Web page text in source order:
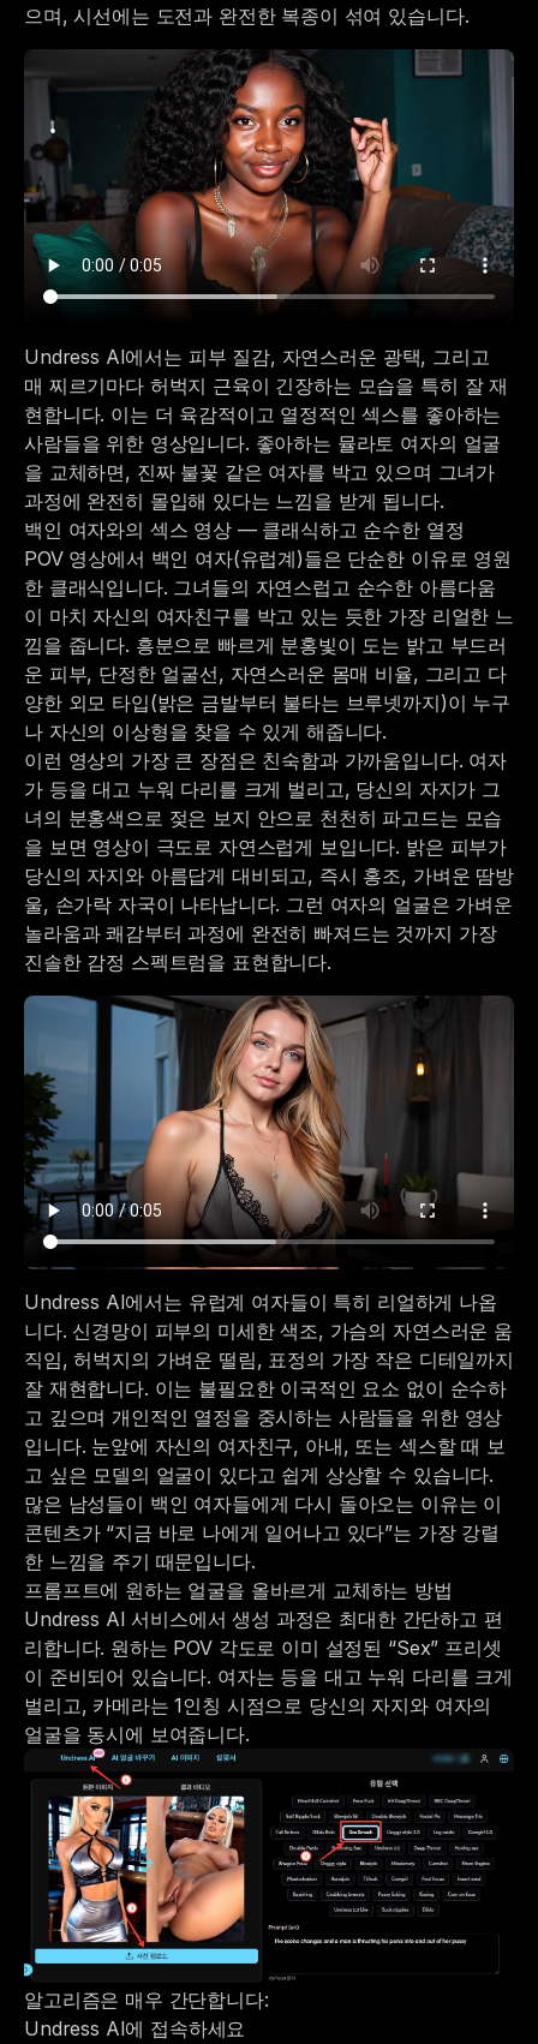
으며, 시선에는 도전과 완전한 복종이 섞여 있습니다.
Undress AI에서는 피부 질감, 자연스러운 광택, 그리고
매 찌르기마다 허벅지 근육이 긴장하는 모습을 특히 잘 재
현합니다. 이는 더 육감적이고 열정적인 섹스를 좋아하는
사람들을 위한 영상입니다. 좋아하는 뮬라토 여자의 얼굴
을 교체하면, 진짜 불꽃 같은 여자를 박고 있으며 그녀가
과정에 완전히 몰입해 있다는 느낌을 받게 됩니다.
백인 여자와의 섹스 영상 — 클래식하고 순수한 열정
POV 영상에서 백인 여자(유럽계)들은 단순한 이유로 영원
한 클래식입니다. 그녀들의 자연스럽고 순수한 아름다움
이 마치 자신의 여자친구를 박고 있는 듯한 가장 리얼한 느
낌을 줍니다. 흥분으로 빠르게 분홍빛이 도는 밝고 부드러
운 피부, 단정한 얼굴선, 자연스러운 몸매 비율, 그리고 다
양한 외모 타입(밝은 금발부터 불타는 브루넷까지)이 누구
나 자신의 이상형을 찾을 수 있게 해줍니다.
이런 영상의 가장 큰 장점은 친숙함과 가까움입니다. 여자
가 등을 대고 누워 다리를 크게 벌리고, 당신의 자지가 그
녀의 분홍색으로 젖은 보지 안으로 천천히 파고드는 모습
을 보면 영상이 극도로 자연스럽게 보입니다. 밝은 피부가
당신의 자지와 아름답게 대비되고, 즉시 홍조, 가벼운 땀방
울, 손가락 자국이 나타납니다. 그런 여자의 얼굴은 가벼운
놀라움과 쾌감부터 과정에 완전히 빠져드는 것까지 가장
진솔한 감정 스펙트럼을 표현합니다.
Undress AI에서는 유럽계 여자들이 특히 리얼하게 나옵
니다. 신경망이 피부의 미세한 색조, 가슴의 자연스러운 움
직임, 허벅지의 가벼운 떨림, 표정의 가장 작은 디테일까지
잘 재현합니다. 이는 불필요한 이국적인 요소 없이 순수하
고 깊으며 개인적인 열정을 중시하는 사람들을 위한 영상
입니다. 눈앞에 자신의 여자친구, 아내, 또는 섹스할 때 보
고 싶은 모델의 얼굴이 있다고 쉽게 상상할 수 있습니다.
많은 남성들이 백인 여자들에게 다시 돌아오는 이유는 이
콘텐츠가 “지금 바로 나에게 일어나고 있다”는 가장 강렬
한 느낌을 주기 때문입니다.
프롬프트에 원하는 얼굴을 올바르게 교체하는 방법
Undress AI 서비스에서 생성 과정은 최대한 간단하고 편
리합니다. 원하는 POV 각도로 이미 설정된 “Sex” 프리셋
이 준비되어 있습니다. 여자는 등을 대고 누워 다리를 크게
벌리고, 카메라는 1인칭 시점으로 당신의 자지와 여자의
얼굴을 동시에 보여줍니다.
알고리즘은 매우 간단합니다:
Undress AI에 접속하세요